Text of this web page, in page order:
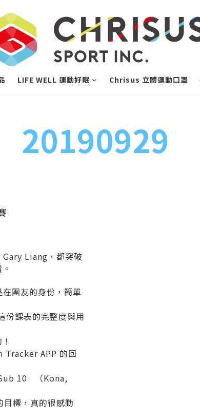
LIFE WELL 運動好眠 Chrisus 立體運動口罩
20190929
Liang，都突破
團友的身份，簡單
份課表的完整度與用
Tracker APP 的回
10 （Kona,
標，真的很感動